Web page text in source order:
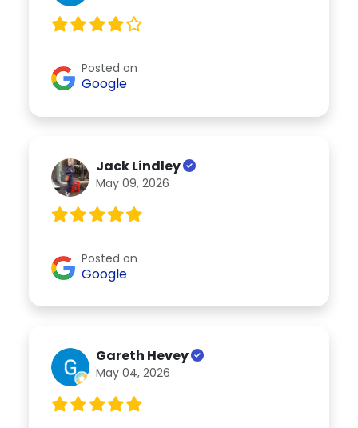
Posted on
Google
Jack Lindley
May 09, 2026
Posted on
Google
Gareth Hevey
May 04, 2026